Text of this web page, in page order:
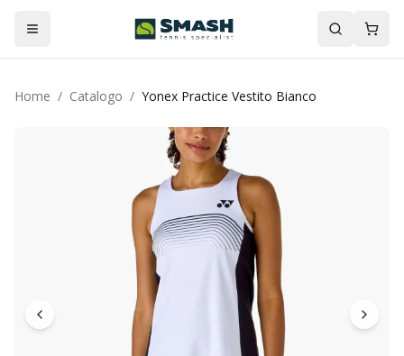
Home / Catalogo / Yonex Practice Vestito Bianco